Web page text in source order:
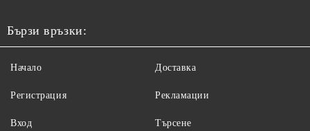
Бързи връзки:
Начало
Регистрация
Вход
Доставка
Рекламации
Търсене